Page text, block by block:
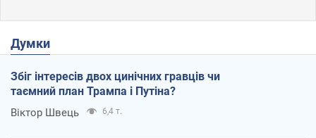
Думки
Збіг інтересів двох цинічних гравців чи
таємний план Трампа і Путіна?
Віктор Швець 6,4 т.